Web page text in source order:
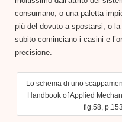
consumano, o una paletta
più del dovuto a spostarsi, o
subito cominciano i casini e
precisione.
Lo schema di uno
Handbook of Applied
fig.58,